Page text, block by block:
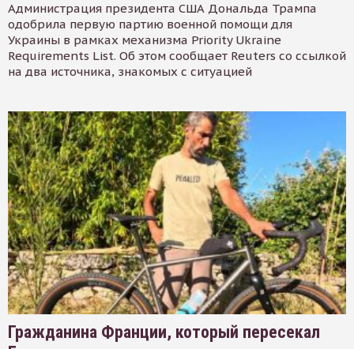
Администрация президента США Дональда Трампа
одобрила первую партию военной помощи для
Украины в рамках механизма Priority Ukraine
Requirements List. Об этом сообщает Reuters со ссылкой
на два источника, знакомых с ситуацией
Гражданина Франции, который пересекал